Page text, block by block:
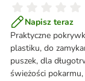
Napisz teraz
Praktyczne
plastiku, do
puszek, dla
świeżości